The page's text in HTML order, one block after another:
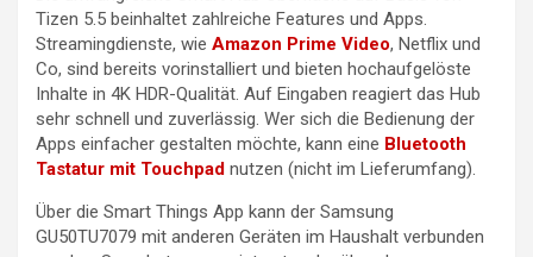
Tizen 5.5 beinhaltet zahlreiche Features und Apps.
Streamingdienste, wie Amazon Prime Video, Netflix und
Co, sind bereits vorinstalliert und bieten hochaufgelöste
Inhalte in 4K HDR-Qualität. Auf Eingaben reagiert das Hub
sehr schnell und zuverlässig. Wer sich die Bedienung der
Apps einfacher gestalten möchte, kann eine Bluetooth
Tastatur mit Touchpad nutzen (nicht im Lieferumfang).
Über die Smart Things App kann der Samsung
GU50TU7079 mit anderen Geräten im Haushalt verbunden